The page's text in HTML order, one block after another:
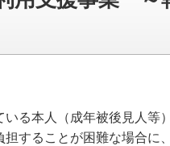
る本人（成年被後見人
することが困難な場合に